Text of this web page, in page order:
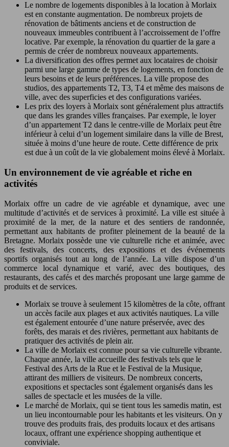
Le nombre de logements disponibles à la location à Morlaix
est en constante augmentation. De nombreux projets de
rénovation de bâtiments anciens et de construction de
nouveaux immeubles contribuent à l’accroissement de l’offre
locative. Par exemple, la rénovation du quartier de la gare a
permis de créer de nombreux nouveaux appartements.
La diversification des offres permet aux locataires de choisir
parmi une large gamme de types de logements, en fonction de
leurs besoins et de leurs préférences. La ville propose des
studios, des appartements T2, T3, T4 et même des maisons de
ville, avec des superficies et des configurations variées.
Les prix des loyers à Morlaix sont généralement plus attractifs
que dans les grandes villes françaises. Par exemple, le loyer
d’un appartement T2 dans le centre-ville de Morlaix peut être
inférieur à celui d’un logement similaire dans la ville de Brest,
située à moins d’une heure de route. Cette différence de prix
est due à un coût de la vie globalement moins élevé à Morlaix.
Un environnement de vie agréable et riche en
activités
Morlaix offre un cadre de vie agréable et dynamique, avec une
multitude d’activités et de services à proximité. La ville est située à
proximité de la mer, de la nature et des sentiers de randonnée,
permettant aux habitants de profiter pleinement de la beauté de la
Bretagne. Morlaix possède une vie culturelle riche et animée, avec
des festivals, des concerts, des expositions et des événements
sportifs organisés tout au long de l’année. La ville dispose d’un
commerce local dynamique et varié, avec des boutiques, des
restaurants, des cafés et des marchés proposant une large gamme de
produits et de services.
Morlaix se trouve à seulement 15 kilomètres de la côte, offrant
un accès facile aux plages et aux activités nautiques. La ville
est également entourée d’une nature préservée, avec des
forêts, des marais et des rivières, permettant aux habitants de
pratiquer des activités de plein air.
La ville de Morlaix est connue pour sa vie culturelle vibrante.
Chaque année, la ville accueille des festivals tels que le
Festival des Arts de la Rue et le Festival de la Musique,
attirant des milliers de visiteurs. De nombreux concerts,
expositions et spectacles sont également organisés dans les
salles de spectacle et les musées de la ville.
Le marché de Morlaix, qui se tient tous les samedis matin, est
un lieu incontournable pour les habitants et les visiteurs. On y
trouve des produits frais, des produits locaux et des artisans
locaux, offrant une expérience shopping authentique et
conviviale.